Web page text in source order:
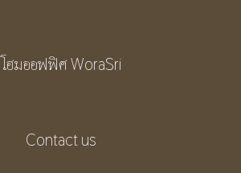
โฮมออฟฟิศ WoraSri
Contact us